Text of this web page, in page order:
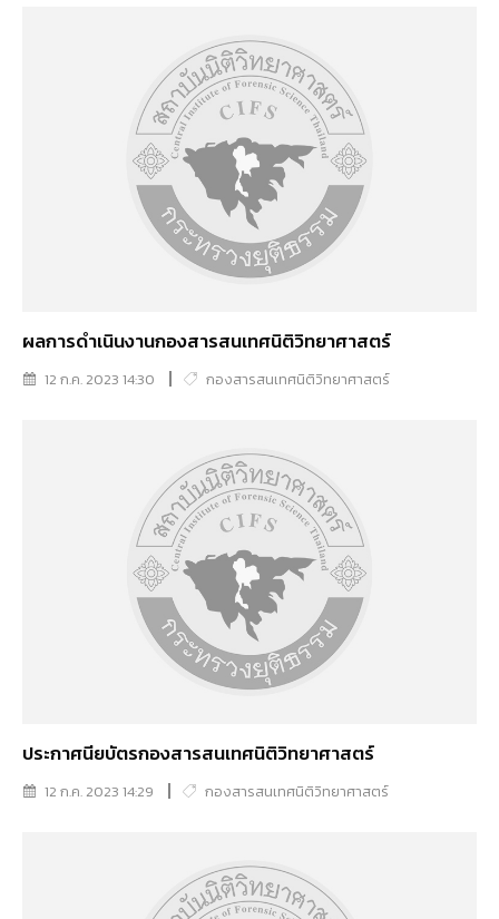
ผลการดำเนินงานกองสารสนเทศนิติวิทยาศาสตร์
12 ก.ค. 2023 14:30 กองสารสนเทศนิติวิทยาศาสตร์
ประกาศนียบัตรกองสารสนเทศนิติวิทยาศาสตร์
12 ก.ค. 2023 14:29 กองสารสนเทศนิติวิทยาศาสตร์